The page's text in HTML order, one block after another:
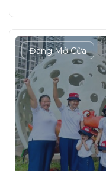
Đang Mở Cửa